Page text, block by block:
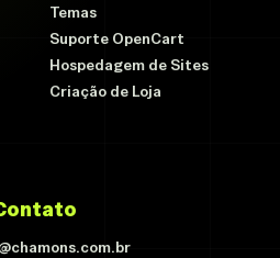
Temas
Suporte OpenCart
Hospedagem de Sites
Criação de Loja